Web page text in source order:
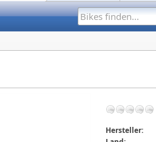
Hersteller: